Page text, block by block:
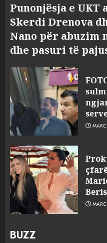
Punonjësja e
Skerdi Drenova
Nano për abuzim
dhe pasuri të
BUZZ